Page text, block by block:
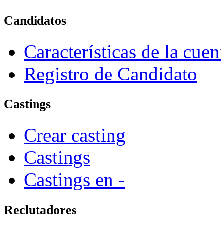
Candidatos
Características de la
Registro de Candidato
Castings
Crear casting
Castings
Castings en -
Reclutadores